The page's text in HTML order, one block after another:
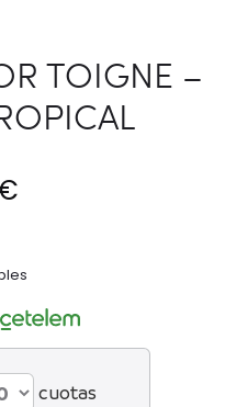
TOIGNE –
cuotas